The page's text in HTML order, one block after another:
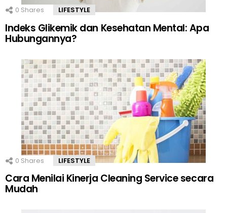
0 Shares LIFESTYLE
Indeks Glikemik dan Kesehatan Mental: Apa
Hubungannya?
0 Shares LIFESTYLE
Cara Menilai Kinerja Cleaning Service secara
Mudah